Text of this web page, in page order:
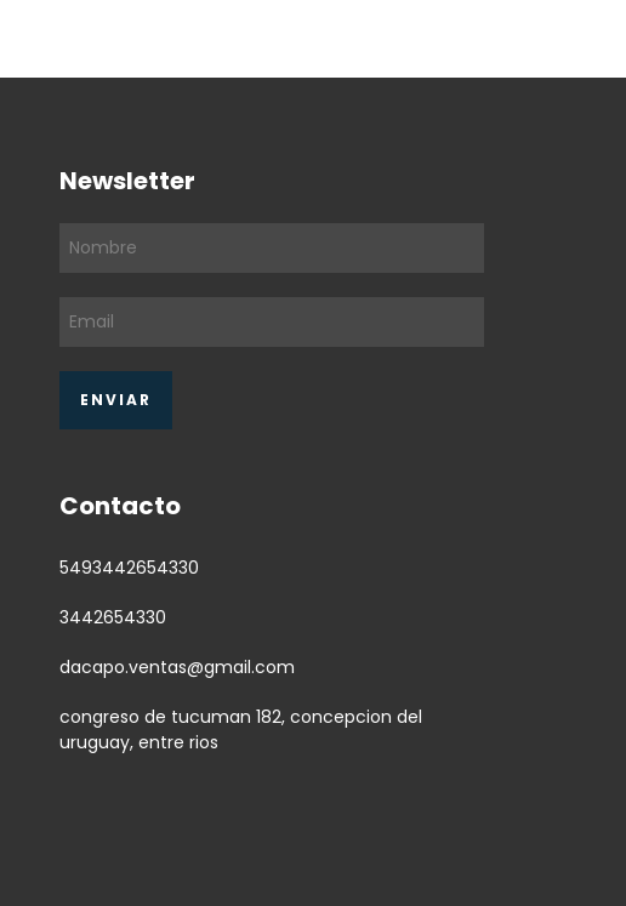
Newsletter
Contacto
5493442654330
3442654330
dacapo.ventas@gmail.com
congreso de tucuman 182, concepcion del
uruguay, entre rios